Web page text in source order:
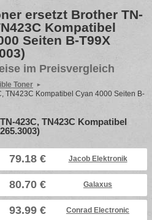
ersetzt Brother TN-
Kompatibel
Seiten B-T99X
im Preisvergleich
Toner
TN423C Kompatibel Cyan 4000 Seiten B-
423C, TN423C Kompatibel
79.18 € Jacob Elektronik
80.70 € Galaxus
93.99 € Conrad Electronic